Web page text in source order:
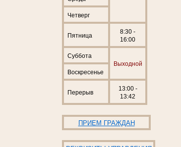
Четверг
Пятница
8:30 -
16:00
Суббота
Выходной
Воскресенье
Перерыв
13:00 -
13:42
ПРИЕМ ГРАЖДАН